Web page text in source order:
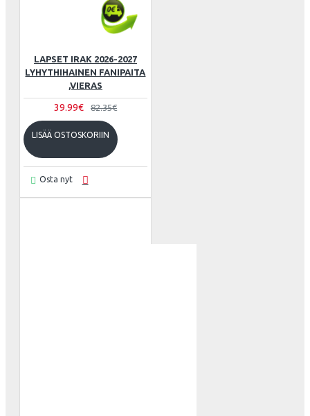
LAPSET IRAK 2026-2027
LYHYTHIHAINEN FANIPAITA
,VIERAS
39.99€ 82.35€
LISÄÄ OSTOSKORIIN
Osta nyt